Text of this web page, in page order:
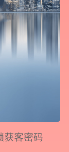
获客密码